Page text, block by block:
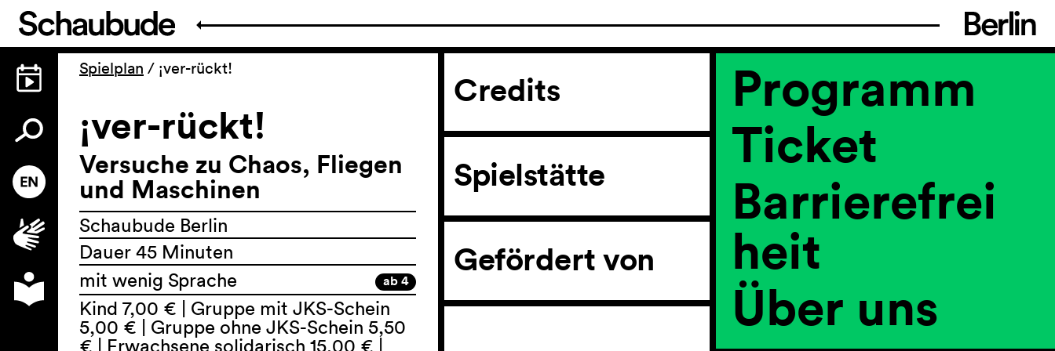
Programm
Ticket
Barrierefrei
heit
Über uns
Spielplan / ¡ver-rückt!
¡ver-rückt!
Versuche zu Chaos, Fliegen
und Maschinen
Schaubude Berlin
Dauer 45 Minuten
mit wenig Sprache
ab 4
Kind 7,00 € | Gruppe mit JKS-Schein
5,00 € | Gruppe ohne JKS-Schein 5,50
€ | Erwachsene solidarisch 15,00 € |
Credits
Spielstätte
Gefördert von